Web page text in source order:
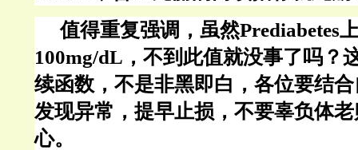
值得重复强调，虽然Prediabetes
100mg/dL，不到此值就没事了吗？
续函数，不是非黑即白，各位要结
发现异常，提早止损，不要辜负体
心。